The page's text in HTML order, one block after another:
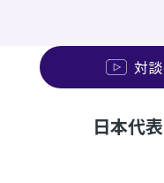
対
日本代